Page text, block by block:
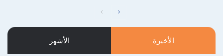
الصفحةالصفحة
الأخيرة الأشهر